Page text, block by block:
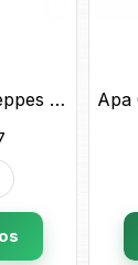
Apa 0.330l Schweppes grapefruit 229557